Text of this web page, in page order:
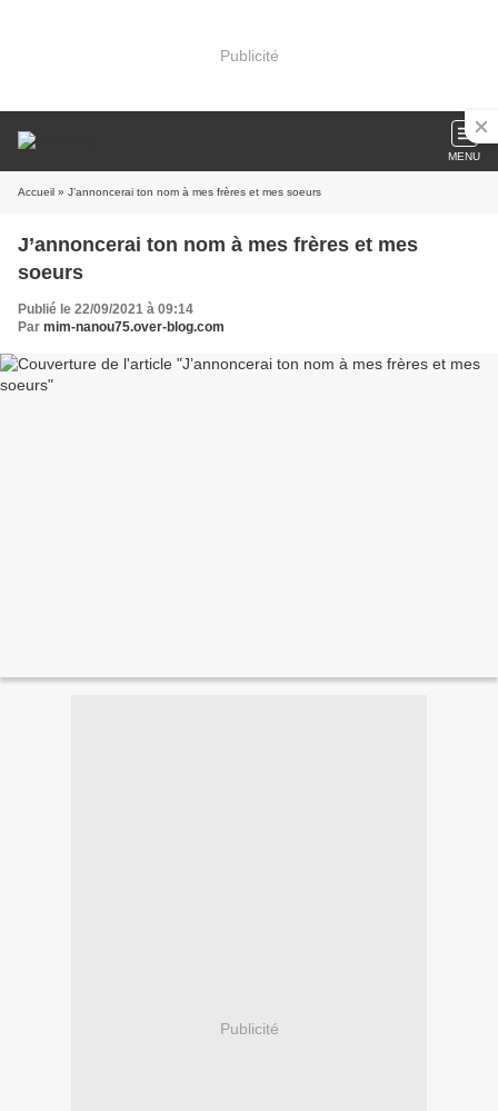
Publicité
MENU
Accueil » J’annoncerai ton nom à mes frères et mes soeurs
J’annoncerai ton nom à mes frères et mes
soeurs
Publié le 22/09/2021 à 09:14
Par mim-nanou75.over-blog.com
Publicité